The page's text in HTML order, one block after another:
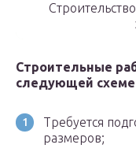
Строительные
следующей
Требуется
размеров;